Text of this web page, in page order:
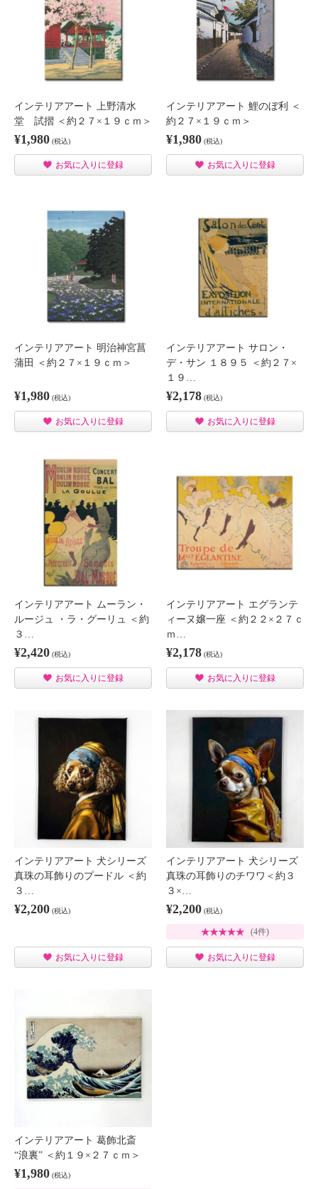
インテリアアート 上野清水
堂 試摺 ＜約２７×１９ｃｍ＞
¥1,980 (税込)
お気に入りに登録
インテリアアート 鯉のぼ利 ＜
約２７×１９ｃｍ＞
¥1,980 (税込)
お気に入りに登録
インテリアアート 明治神宮菖
蒲田 ＜約２７×１９ｃｍ＞
¥1,980 (税込)
お気に入りに登録
インテリアアート サロン・
デ・サン １８９５ ＜約２７×
１９…
¥2,178 (税込)
お気に入りに登録
インテリアアート ムーラン・
ルージュ ・ラ・グーリュ ＜約
３…
¥2,420 (税込)
お気に入りに登録
インテリアアート エグランテ
ィーヌ嬢一座 ＜約２２×２７ｃ
ｍ…
¥2,178 (税込)
お気に入りに登録
インテリアアート 犬シリーズ
真珠の耳飾りのプードル ＜約
３…
¥2,200 (税込)
お気に入りに登録
インテリアアート 犬シリーズ
真珠の耳飾りのチワワ＜約３
３×…
¥2,200 (税込)
(4件)
お気に入りに登録
インテリアアート 葛飾北斎
“浪裏” ＜約１９×２７ｃｍ＞
¥1,980 (税込)